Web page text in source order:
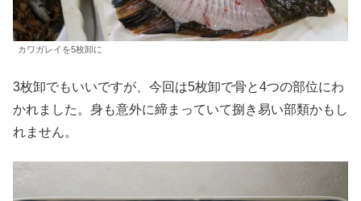
カワガレイを5枚卸に
3枚卸でもいいですが、今回は5枚卸で骨と4つの部位にわ
かれました。身も意外に締まっていて捌き易い部類かもし
れません。